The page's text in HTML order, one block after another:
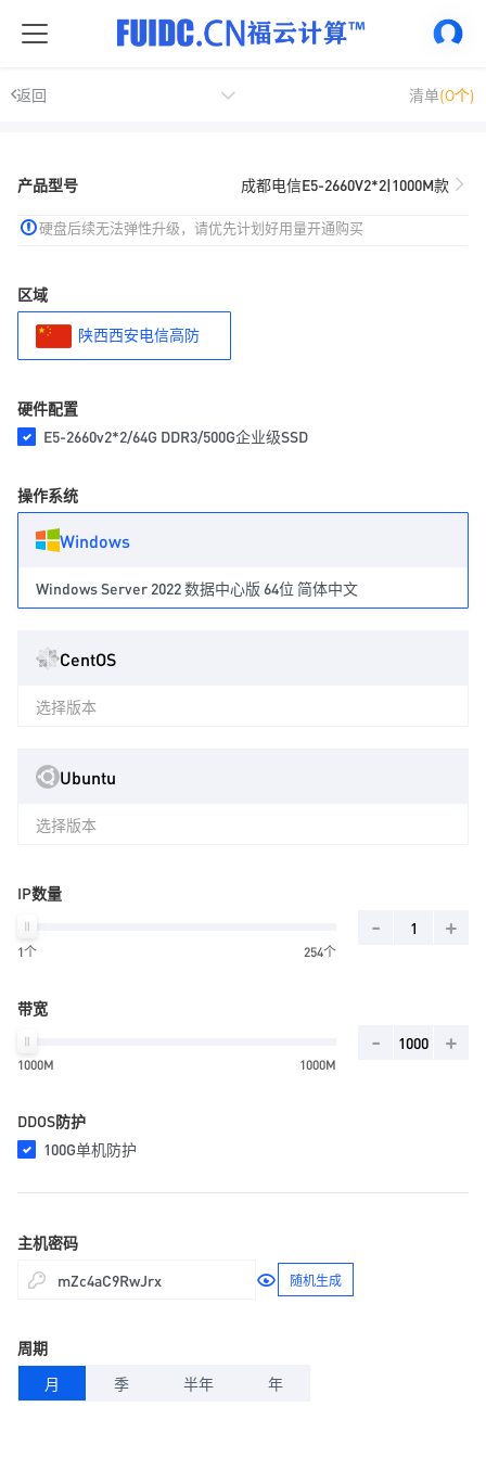
返回 清单(0个)
产品型号 成都电信E5-2660V2*2|1000M款
硬盘后续无法弹性升级，请优先计划好用量开通购买
区域
陕西西安电信高防
硬件配置
E5-2660v2*2/64G DDR3/500G企业级SSD
操作系统
Windows
Windows Server 2022 数据中心版 64位 简体中文
CentOS
选择版本
Ubuntu
选择版本
IP数量
1个 254个
- +
带宽
1000M 1000M
- +
DDOS防护
100G单机防护
主机密码
随机生成
周期
月
季 半年 年